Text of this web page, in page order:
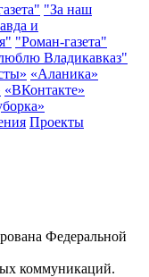
"За наш
и
"Роман-газета"
Владикавказ"
«Аланика»
«ВКонтакте»
Проекты
Федеральной
коммуникаций.